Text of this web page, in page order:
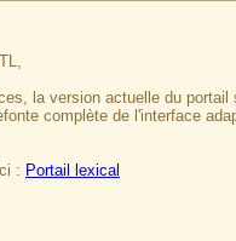
la version actuelle du
complète de l'interface
: Portail lexical